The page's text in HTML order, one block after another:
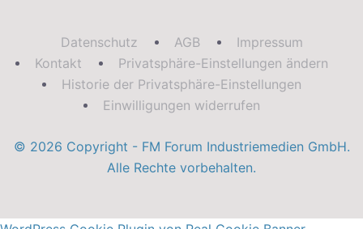
Datenschutz AGB
Impressum
Kontakt
Privatsphäre-Einstellungen ändern
Historie der Privatsphäre-Einstellungen
Einwilligungen widerrufen
© 2026 Copyright - FM Forum Industriemedien GmbH.
Alle Rechte vorbehalten.